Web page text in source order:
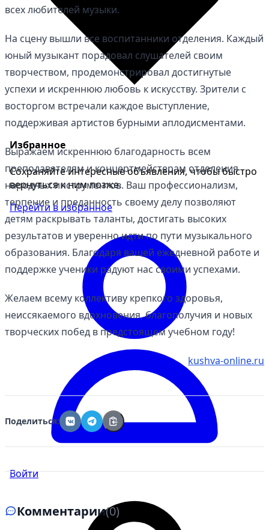
Избранное
Сохраняйте интересные объявления, чтобы быстро
вернуться к ним позже.
Перейти в избранное
Войти
всех любителей музыки.
На сцену вышли все воспитанники отделения. Каждый
юный музыкант порадовал слушателей своим
творчеством, продемонстрировал достигнутые
успехи и искреннюю любовь к искусству. Зрители с
восторгом встречали каждое выступление,
поддерживая артистов бурными аплодисментами.
Выражаем искреннюю благодарность всем
преподавателям и концертмейстерам отделения
народных инструментов. Ваш профессионализм,
терпение и преданность своему делу позволяют
детям раскрывать таланты, достигать высоких
результатов и уверенно идти по пути музыкального
образования. Благодаря вашей ежедневной работе и
поддержке ученики радуют нас своими успехами.
Желаем всему коллективу крепкого здоровья,
неиссякаемого вдохновения, благополучия и новых
творческих побед в предстоящем учебном году!
kushva-online.ru
Поделиться:
Комментарии(0)